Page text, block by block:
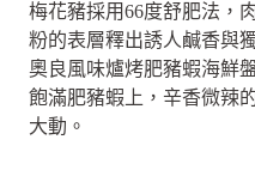
梅花豬採用66度舒肥法，
粉的表層釋出誘人鹹香與
奧良風味爐烤肥豬蝦海鮮
飽滿肥豬蝦上，辛香微辣
大動。